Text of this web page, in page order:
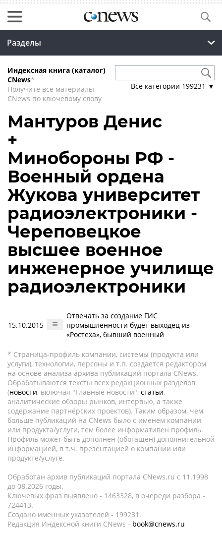
Разделы
Индексная книга (каталог)
CNews*
Получите все материалы
CNews по ключевому слову
Все категории 199231 ▼
Мантуров Денис
+
Минобороны РФ -
Военный ордена
Жукова университет
радиоэлектроники -
Череповецкое
высшее военное
инженерное училище
радиоэлектроники
15.10.2015
Отвечать за создание ГИС
промышленности будет выходец из
«Ростеха», бывший военный
* Страница-профиль компании, системы (продукта или
услуги), технологии, персоны и т.п. создается редактором
на основе анализа архива публикаций портала CNews.
Обрабатываются тексты всех редакционных разделов
(новости, включая "Главные новости", статьи,
аналитические обзоры рынков, интервью, а также
содержание партнёрских проектов). Таким образом, чем
больше публикаций на CNews было с именем компании
или продукта/услуги, тем более информативен профиль.
Профиль может быть дополнен (обогащен) дополнительной
информацией, в т.ч. презентацией о компании или
продукте/услуге.
Обработан архив публикаций портала CNews.ru c 11.1998
до 08.2026 годы.
Ключевых фраз выявлено - 1463328, в очереди разбора -
724413.
Создано именных указателей - 199231.
Редакция Индексной книги CNews - book@cnews.ru